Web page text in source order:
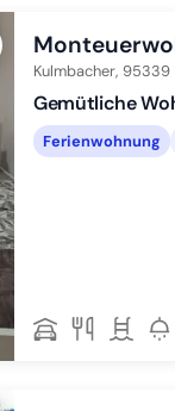
Kulmbacher, 95339
Gemütliche
Ferienwohnung